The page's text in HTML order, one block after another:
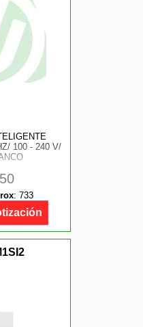
100 - 240 V/
: 733